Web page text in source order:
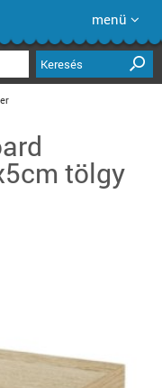
menü
Keresés
tölgy